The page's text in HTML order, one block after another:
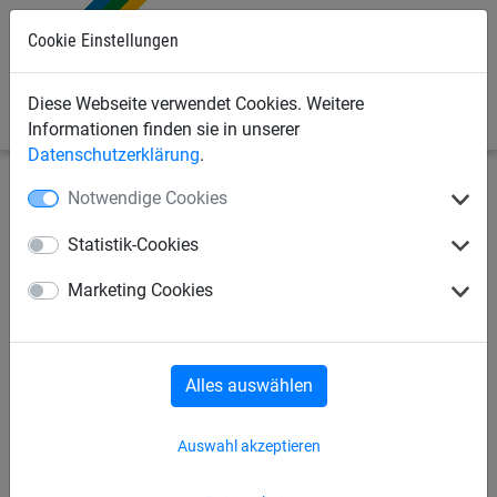
Cookie Einstellungen
Diese Webseite verwendet Cookies. Weitere
Informationen finden sie in unserer
Datenschutzerklärung.
Notwendige Cookies
Statistik-Cookies
Marketing Cookies
Auswahl akzeptieren
Alles auswählen
Industrienetze
Skipistennetze/Schneefangzäune
Schneefangzäune
Skipistennetze-Zubehör